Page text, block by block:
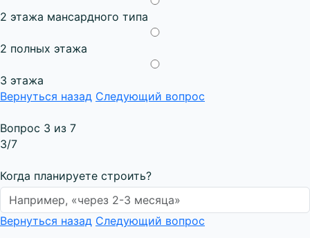
2 этажа мансардного типа
2 полных этажа
3 этажа
Вернуться назад Следующий вопрос
Вопрос 3 из 7
3/7
Когда планируете строить?
Вернуться назад Следующий вопрос